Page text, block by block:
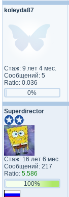
koleyda87
Стаж: 9 лет 4 мес.
Сообщений: 5
Ratio: 0.036
0%
Superdirector
Стаж: 16 лет 6 мес.
Сообщений: 217
Ratio: 5.586
100%